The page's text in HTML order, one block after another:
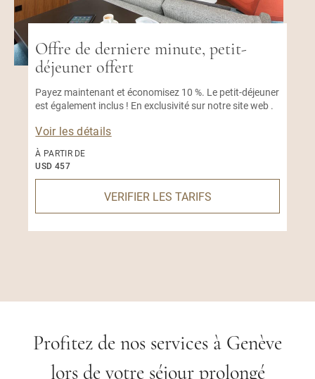
Offre de derniere minute, petit-
déjeuner offert
Payez maintenant et économisez 10 %. Le petit-déjeuner
est également inclus ! En exclusivité sur notre site web .
Voir les détails
À PARTIR DE
USD 457
VERIFIER LES TARIFS
Profitez de nos services à Genève
lors de votre séjour prolongé